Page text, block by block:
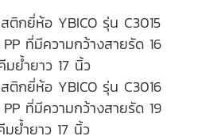
กยี่ห้อ YBICO รุ่น C3015
ที่มีความกว้างสายรัด 16
ย้ำยาว 17 นิ้ว
กยี่ห้อ YBICO รุ่น C3016
ที่มีความกว้างสายรัด 19
ย้ำยาว 17 นิ้ว